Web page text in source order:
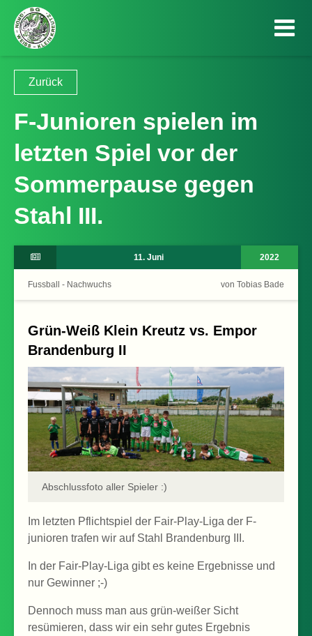
Zurück
F-Junioren spielen im
letzten Spiel vor der
Sommerpause gegen
Stahl III.
11. Juni 2022
von Tobias Bade
Fussball - Nachwuchs
Grün-Weiß Klein Kreutz vs. Empor
Brandenburg II
Abschlussfoto aller Spieler :)
Im letzten Pflichtspiel der Fair-Play-Liga der F-
junioren trafen wir auf Stahl Brandenburg III.
In der Fair-Play-Liga gibt es keine Ergebnisse und
nur Gewinner ;-)
Dennoch muss man aus grün-weißer Sicht
resümieren, dass wir ein sehr gutes Ergebnis